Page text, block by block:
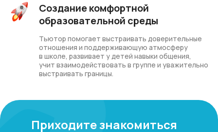
Создание комфортной
образовательной среды
Тьютор помогает выстраивать доверительные
отношения и поддерживающую атмосферу
в школе, развивает у детей навыки общения,
учит взаимодействовать в группе и уважительно
выстраивать границы.
Приходите знакомиться